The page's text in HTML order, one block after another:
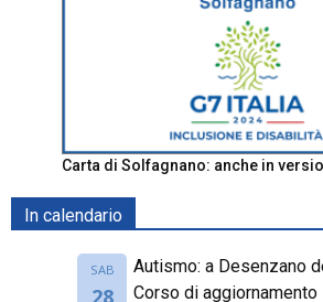
Carta di Solfagnano: anche in
In calendario
SAB
28
Autismo: a Desenzano
Corso di aggiornamento